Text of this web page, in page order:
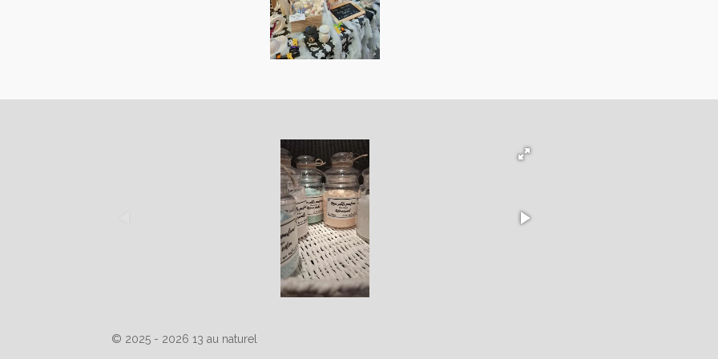
© 2025 - 2026 13 au naturel